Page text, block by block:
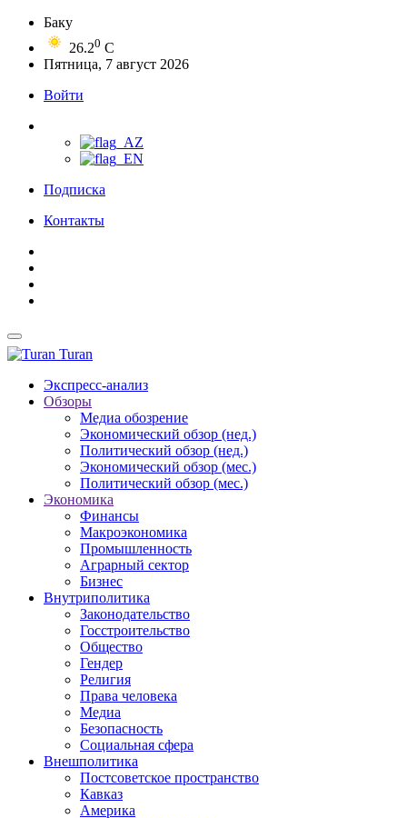
Баку
26.20 C
Пятница, 7 август 2026
Войти
Подписка
Контакты
Turan
Экспресс-анализ
Обзоры
Медиа обозрение
Экономический обзор (нед.)
Политический обзор (нед.)
Экономический обзор (мес.)
Политический обзор (мес.)
Экономика
Финансы
Макроэкономика
Промышленность
Аграрный сектор
Бизнес
Внутриполитика
Законодательство
Госстроительство
Общество
Гендер
Религия
Права человека
Медиа
Безопасность
Социальная сфера
Внешполитика
Постсоветское пространство
Кавказ
Америка